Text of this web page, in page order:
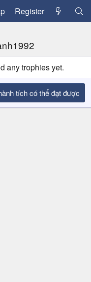
Register
any trophies yet.
tích có thể đạt được